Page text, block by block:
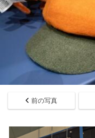
前の写真